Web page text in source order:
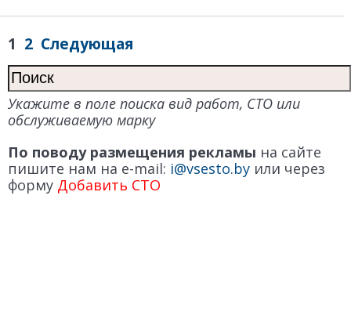
1 2 Следующая
Укажите в поле поиска вид работ, СТО или
обслуживаемую марку
По поводу размещения рекламы на сайте
пишите нам на e-mail: i@vsesto.by или через
форму Добавить СТО